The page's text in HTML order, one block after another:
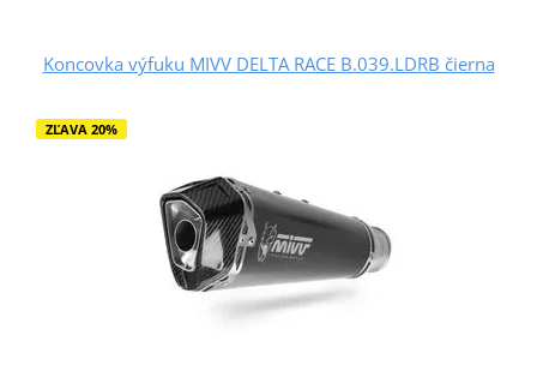
Koncovka výfuku MIVV DELTA RACE B.039.LDRB čierna
ZĽAVA 20%